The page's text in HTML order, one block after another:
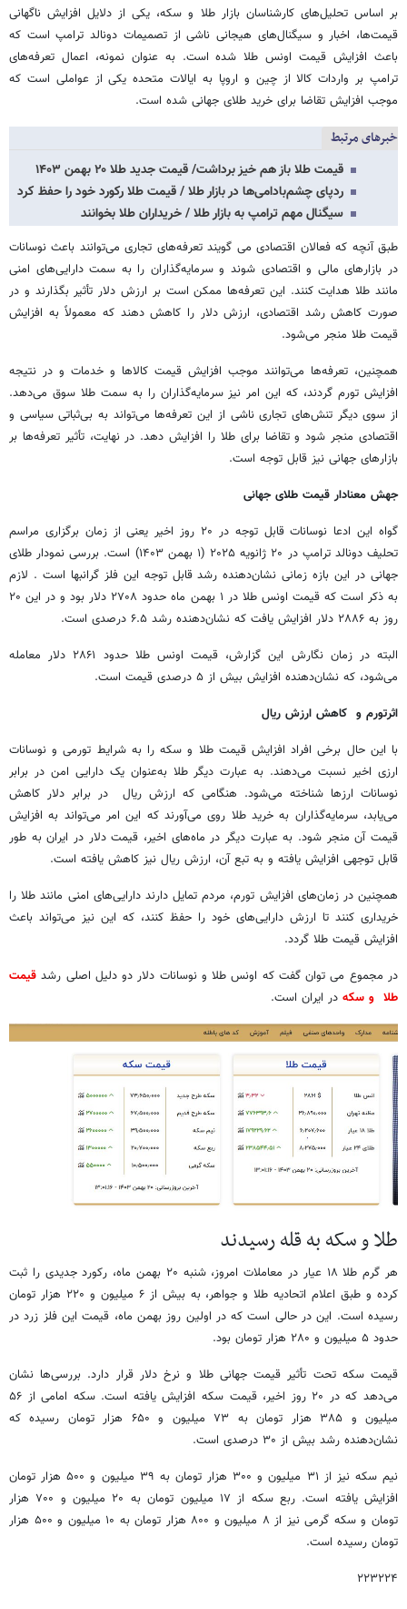
بر اساس تحلیل‌های کارشناسان بازار طلا و سکه، یکی از دلایل افزایش ناگهانی
قیمت‌ها، اخبار و سیگنال‌های هیجانی ناشی از تصمیمات دونالد ترامپ است که
باعث افزایش قیمت اونس طلا شده است. به عنوان نمونه، اعمال تعرفه‌های
ترامپ بر واردات کالا از چین و اروپا به ایالات متحده یکی از عواملی است که
موجب افزایش تقاضا برای خرید طلای جهانی شده است.
خبرهای مرتبط
قیمت طلا باز هم خیز برداشت/ قیمت جدید طلا ۲۰ بهمن ۱۴۰۳
ردپای چشم‌بادامی‌ها در بازار طلا / قیمت طلا رکورد خود را حفظ کرد
سیگنال مهم ترامپ به بازار طلا / خریداران طلا بخوانند
طبق آنچه که فعالان اقتصادی می گویند تعرفه‌های تجاری می‌توانند باعث نوسانات
در بازارهای مالی و اقتصادی شوند و سرمایه‌گذاران را به سمت دارایی‌های امنی
مانند طلا هدایت کنند. این تعرفه‌ها ممکن است بر ارزش دلار تأثیر بگذارند و در
صورت کاهش رشد اقتصادی، ارزش دلار را کاهش دهند که معمولاً به افزایش
قیمت طلا منجر می‌شود.
همچنین، تعرفه‌ها می‌توانند موجب افزایش قیمت کالاها و خدمات و در نتیجه
افزایش تورم گردند، که این امر نیز سرمایه‌گذاران را به سمت طلا سوق می‌دهد.
از سوی دیگر تنش‌های تجاری ناشی از این تعرفه‌ها می‌تواند به بی‌ثباتی سیاسی و
اقتصادی منجر شود و تقاضا برای طلا را افزایش دهد. در نهایت، تأثیر تعرفه‌ها بر
بازارهای جهانی نیز قابل توجه است.
جهش معنادار قیمت طلای جهانی
گواه این ادعا نوسانات قابل توجه در ۲۰ روز اخیر یعنی از زمان برگزاری مراسم
تحلیف دونالد ترامپ در ۲۰ ژانویه ۲۰۲۵ (۱ بهمن ۱۴۰۳) است. بررسی نمودار طلای
جهانی در این بازه زمانی نشان‌دهنده رشد قابل توجه این فلز گرانبها است . لازم
به ذکر است که قیمت اونس طلا در ۱ بهمن ماه حدود ۲۷۰۸ دلار بود و در این ۲۰
روز به ۲۸۸۶ دلار افزایش یافت که نشان‌دهنده رشد ۶.۵ درصدی است.
البته در زمان نگارش این گزارش، قیمت اونس طلا حدود ۲۸۶۱ دلار معامله
می‌شود، که نشان‌دهنده افزایش بیش از ۵ درصدی قیمت است.
اثرتورم و کاهش ارزش ریال
با این حال برخی افراد افزایش قیمت طلا و سکه را به شرایط تورمی و نوسانات
ارزی اخیر نسبت می‌دهند. به عبارت دیگر طلا به‌عنوان یک دارایی امن در برابر
نوسانات ارزها شناخته می‌شود. هنگامی که ارزش ریال در برابر دلار کاهش
می‌یابد، سرمایه‌گذاران به خرید طلا روی می‌آورند که این امر می‌تواند به افزایش
قیمت آن منجر شود. به عبارت دیگر در ماه‌های اخیر، قیمت دلار در ایران به طور
قابل توجهی افزایش یافته و به تبع آن، ارزش ریال نیز کاهش یافته است.
همچنین در زمان‌های افزایش تورم، مردم تمایل دارند دارایی‌های امنی مانند طلا را
خریداری کنند تا ارزش دارایی‌های خود را حفظ کنند، که این نیز می‌تواند باعث
افزایش قیمت طلا گردد.
در مجموع می توان گفت که اونس طلا و نوسانات دلار دو دلیل اصلی رشدقیمت
طلا و سکه در ایران است.
طلا و سکه به قله رسیدند
هر گرم طلا ۱۸ عیار در معاملات امروز، شنبه ۲۰ بهمن ماه، رکورد جدیدی را ثبت
کرده و طبق اعلام اتحادیه طلا و جواهر، به بیش از ۶ میلیون و ۲۲۰ هزار تومان
رسیده است. این در حالی است که در اولین روز بهمن ماه، قیمت این فلز زرد در
حدود ۵ میلیون و ۲۸۰ هزار تومان بود.
قیمت سکه تحت تأثیر قیمت جهانی طلا و نرخ دلار قرار دارد. بررسی‌ها نشان
می‌دهد که در ۲۰ روز اخیر، قیمت سکه افزایش یافته است. سکه امامی از ۵۶
میلیون و ۳۸۵ هزار تومان به ۷۳ میلیون و ۶۵۰ هزار تومان رسیده که
نشان‌دهنده رشد بیش از ۳۰ درصدی است.
نیم سکه نیز از ۳۱ میلیون و ۳۰۰ هزار تومان به ۳۹ میلیون و ۵۰۰ هزار تومان
افزایش یافته است. ربع سکه از ۱۷ میلیون تومان به ۲۰ میلیون و ۷۰۰ هزار
تومان و سکه گرمی نیز از ۸ میلیون و ۸۰۰ هزار تومان به ۱۰ میلیون و ۵۰۰ هزار
تومان رسیده است.
۲۲۳۲۲۴